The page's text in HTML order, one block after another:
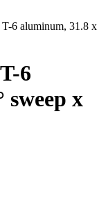
T-6 aluminum, 31.8 x
6
sweep x